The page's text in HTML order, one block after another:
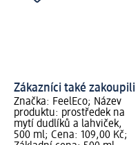
Zákazníci také zakoupili
Značka: FeelEco; Název
produktu: prostředek na
mytí dudlíků a lahviček,
500 ml; Cena: 109,00 Kč;